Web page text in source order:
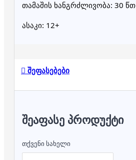
თამაშის ხანგრძლივობა: 30 წთ
ასაკი: 12+
შეფასებები
ᲨᲔᲐᲤᲐᲡᲔ ᲞᲠᲝᲓᲣᲥᲢᲘ
თქვენი სახელი